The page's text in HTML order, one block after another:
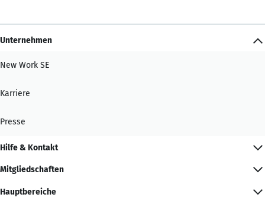
Unternehmen
New Work SE
Karriere
Presse
Hilfe & Kontakt
Mitgliedschaften
Hauptbereiche